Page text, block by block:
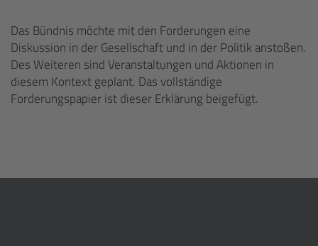
Das Bündnis möchte mit den Forderungen eine
Diskussion in der Gesellschaft und in der Politik anstoßen.
Des Weiteren sind Veranstaltungen und Aktionen in
diesem Kontext geplant. Das vollständige
Forderungspapier ist dieser Erklärung beigefügt.